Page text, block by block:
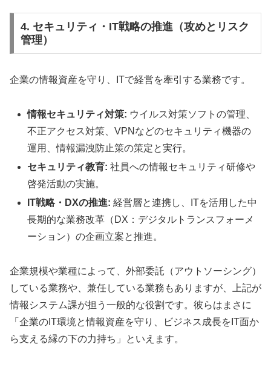
4. セキュリティ・IT戦略の推進（攻めとリスク
管理）
企業の情報資産を守り、ITで経営を牽引する業務です。
情報セキュリティ対策: ウイルス対策ソフトの管理、
不正アクセス対策、VPNなどのセキュリティ機器の
運用、情報漏洩防止策の策定と実行。
セキュリティ教育: 社員への情報セキュリティ研修や
啓発活動の実施。
IT戦略・DXの推進: 経営層と連携し、ITを活用した中
長期的な業務改革（DX：デジタルトランスフォーメ
ーション）の企画立案と推進。
企業規模や業種によって、外部委託（アウトソーシング）
している業務や、兼任している業務もありますが、上記が
情報システム課が担う一般的な役割です。彼らはまさに
「企業のIT環境と情報資産を守り、ビジネス成長をIT面か
ら支える縁の下の力持ち」といえます。